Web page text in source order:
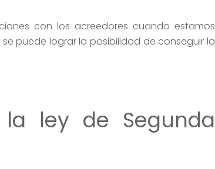
con los acreedores cuando estamos
puede lograr la posibilidad de conseguir la
ley de Segunda